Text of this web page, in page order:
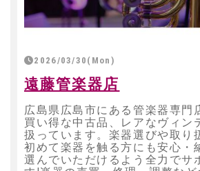
2026/03/30(Mon)
遠藤管楽器店
広島県広島市にある管楽器専門
買い得な中古品、レアなヴィン
扱っています。楽器選びや取り
初めて楽器を触る方にも安心・
選んでいただけるよう全力でサ